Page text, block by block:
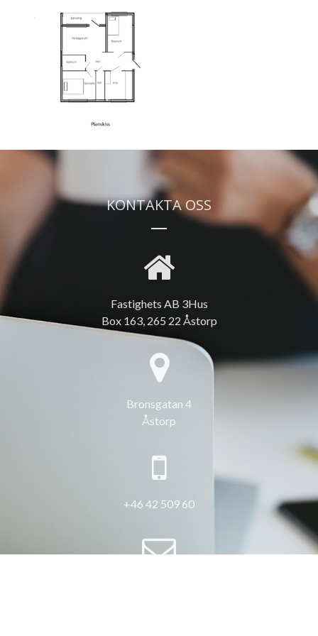
KONTAKTA OSS
Fastighets AB 3Hus
Box 163, 265 22 Åstorp
Bronsgatan 4
Åstorp
+46 42 509 60